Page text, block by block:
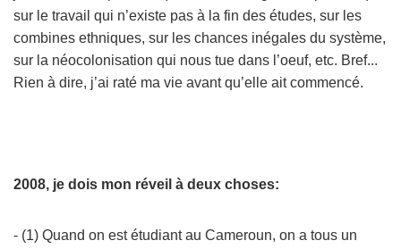
sur le travail qui n’existe pas à la fin des études, sur les
combines ethniques, sur les chances inégales du système,
sur la néocolonisation qui nous tue dans l’oeuf, etc. Bref...
Rien à dire, j’ai raté ma vie avant qu’elle ait commencé.
2008, je dois mon réveil à deux choses:
- (1) Quand on est étudiant au Cameroun, on a tous un